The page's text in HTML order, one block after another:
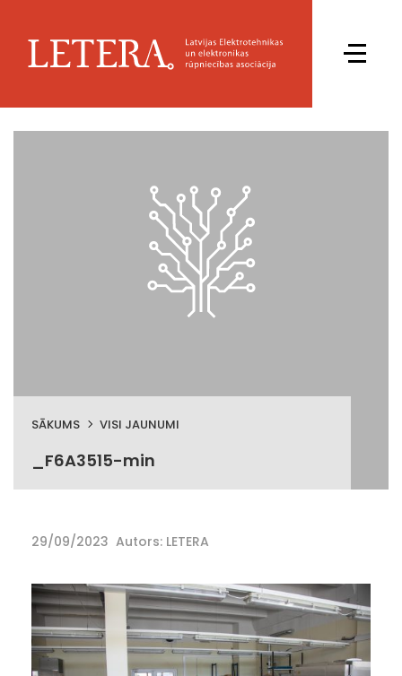
SĀKUMS VISI JAUNUMI
_F6A3515-min
29/09/2023 Autors: LETERA